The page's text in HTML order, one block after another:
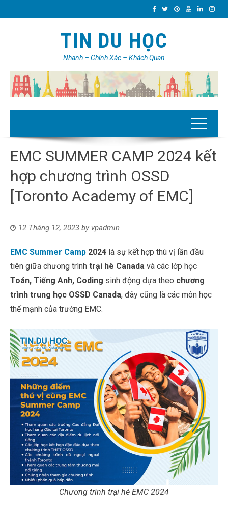
TIN DU HỌC
Nhanh – Chính Xác – Khách Quan
EMC SUMMER CAMP 2024 kết
hợp chương trình OSSD
[Toronto Academy of EMC]
12 Tháng 12, 2023 by vpadmin
EMC Summer Camp 2024 là sự kết hợp thú vị lần đầu
tiên giữa chương trình trại hè Canada và các lớp học
Toán, Tiếng Anh, Coding sinh động dựa theo chương
trình trung học OSSD Canada, đây cũng là các môn học
thế mạnh của trường EMC.
Chương trình trại hè EMC 2024